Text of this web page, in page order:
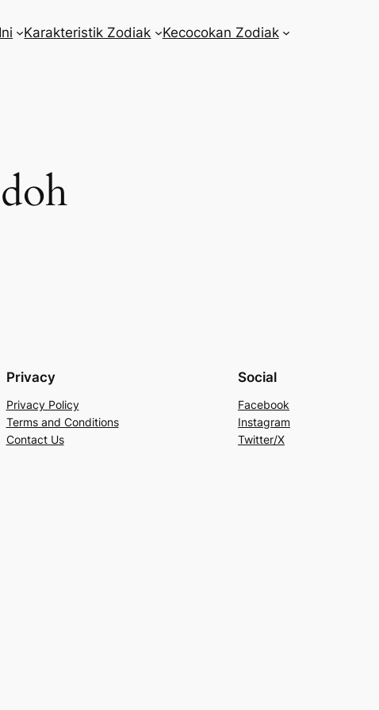
Karakteristik Zodiak Kecocokan Zodiak
Privacy
Privacy Policy
Terms and Conditions
Contact Us
Social
Facebook
Instagram
Twitter/X